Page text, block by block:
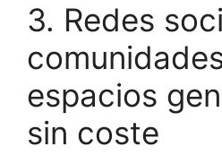
3. Redes
espacios
sin coste